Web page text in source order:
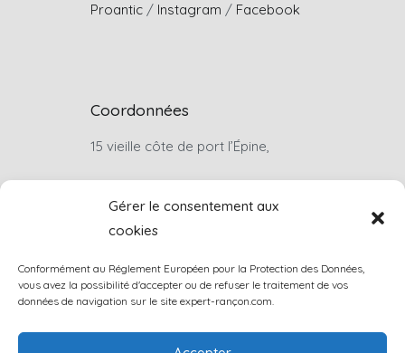
Gérer le consentement aux
cookies
Conformément au Réglement Européen pour la Protection des Données,
vous avez la possibilité d'accepter ou de refuser le traitement de vos
données de navigation sur le site expert-rançon.com.
Proantic / Instagram / Facebook
Coordonnées
15 vieille côte de port l’Épine,
Sur rendez-vous uniquement
louis.rancon@wanadoo.fr
+33(0)6 07 46 74 57